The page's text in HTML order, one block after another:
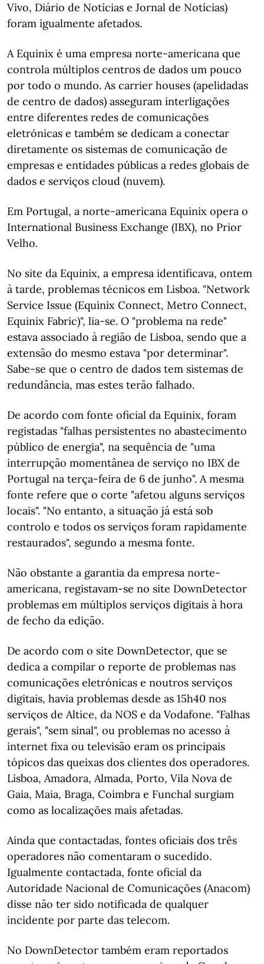
Vivo, Diário de Notícias e Jornal de Notícias)
foram igualmente afetados.
A Equinix é uma empresa norte-americana que
controla múltiplos centros de dados um pouco
por todo o mundo. As carrier houses (apelidadas
de centro de dados) asseguram interligações
entre diferentes redes de comunicações
eletrónicas e também se dedicam a conectar
diretamente os sistemas de comunicação de
empresas e entidades públicas a redes globais de
dados e serviços cloud (nuvem).
Em Portugal, a norte-americana Equinix opera o
International Business Exchange (IBX), no Prior
Velho.
No site da Equinix, a empresa identificava, ontem
à tarde, problemas técnicos em Lisboa. "Network
Service Issue (Equinix Connect, Metro Connect,
Equinix Fabric)", lia-se. O "problema na rede"
estava associado à região de Lisboa, sendo que a
extensão do mesmo estava "por determinar".
Sabe-se que o centro de dados tem sistemas de
redundância, mas estes terão falhado.
De acordo com fonte oficial da Equinix, foram
registadas "falhas persistentes no abastecimento
público de energia", na sequência de "uma
interrupção momentânea de serviço no IBX de
Portugal na terça-feira de 6 de junho". A mesma
fonte refere que o corte "afetou alguns serviços
locais". "No entanto, a situação já está sob
controlo e todos os serviços foram rapidamente
restaurados", segundo a mesma fonte.
Não obstante a garantia da empresa norte-
americana, registavam-se no site DownDetector
problemas em múltiplos serviços digitais à hora
de fecho da edição.
De acordo com o site DownDetector, que se
dedica a compilar o reporte de problemas nas
comunicações eletrónicas e noutros serviços
digitais, havia problemas desde as 15h40 nos
serviços de Altice, da NOS e da Vodafone. "Falhas
gerais", "sem sinal", ou problemas no acesso à
internet fixa ou televisão eram os principais
tópicos das queixas dos clientes dos operadores.
Lisboa, Amadora, Almada, Porto, Vila Nova de
Gaia, Maia, Braga, Coimbra e Funchal surgiam
como as localizações mais afetadas.
Ainda que contactadas, fontes oficiais dos três
operadores não comentaram o sucedido.
Igualmente contactada, fonte oficial da
Autoridade Nacional de Comunicações (Anacom)
disse não ter sido notificada de qualquer
incidente por parte das telecom.
No DownDetector também eram reportados